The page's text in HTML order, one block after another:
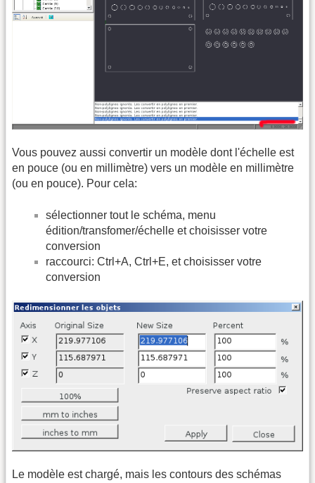
Vous pouvez aussi convertir un modèle dont l'échelle est
en pouce (ou en millimètre) vers un modèle en millimètre
(ou en pouce). Pour cela:
sélectionner tout le schéma, menu
édition/transfomer/échelle et choisisser votre
conversion
raccourci: Ctrl+A, Ctrl+E, et choisisser votre
conversion
Le modèle est chargé, mais les contours des schémas